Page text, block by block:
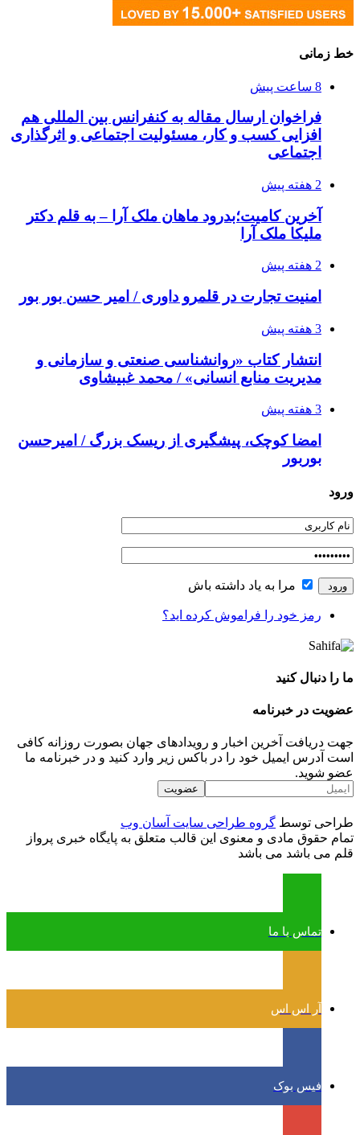
خط زمانی
8 ساعت پیش
فراخوان ارسال مقاله به کنفرانس بین المللی هم
افزایی کسب و کار، مسئولیت اجتماعی و اثرگذاری
اجتماعی
2 هفته پیش
آخرین کامیت؛بدرود ماهان ملک آرا – به قلم دکتر
ملیکا ملک آرا
2 هفته پیش
امنیت تجارت در قلمرو داوری / امیر حسن بور بور
3 هفته پیش
انتشار کتاب «روانشناسی صنعتی و سازمانی و
مدیریت منابع انسانی» / محمد غبیشاوی
3 هفته پیش
امضا کوچک، پیشگیری از ریسک بزرگ / امیرحسن
بوربور
ورود
مرا به یاد داشته باش
رمز خود را فراموش کرده اید؟
ما را دنبال کنید
عضویت در خبرنامه
جهت دریافت آخرین اخبار و رویدادهای جهان بصورت روزانه کافی
است آدرس ایمیل خود را در باکس زیر وارد کنید و در خبرنامه ما
عضو شوید.
طراحی توسط گروه طراحی سایت آسان وب
تمام حقوق مادی و معنوی این قالب متعلق به پایگاه خبری پرواز
قلم می باشد می باشد
تماس با ما
آر اس اس
فیس بوک